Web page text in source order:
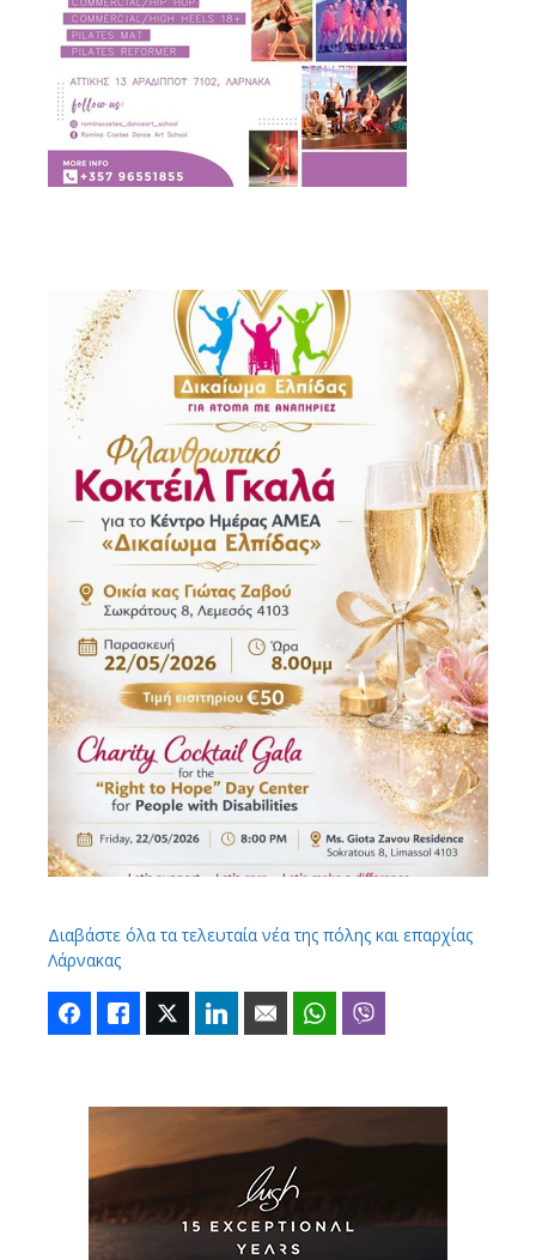
Διαβάστε όλα τα τελευταία νέα της πόλης και επαρχίας
Λάρνακας
FacebookLike Twitter LinkedIn Email WhatsApp